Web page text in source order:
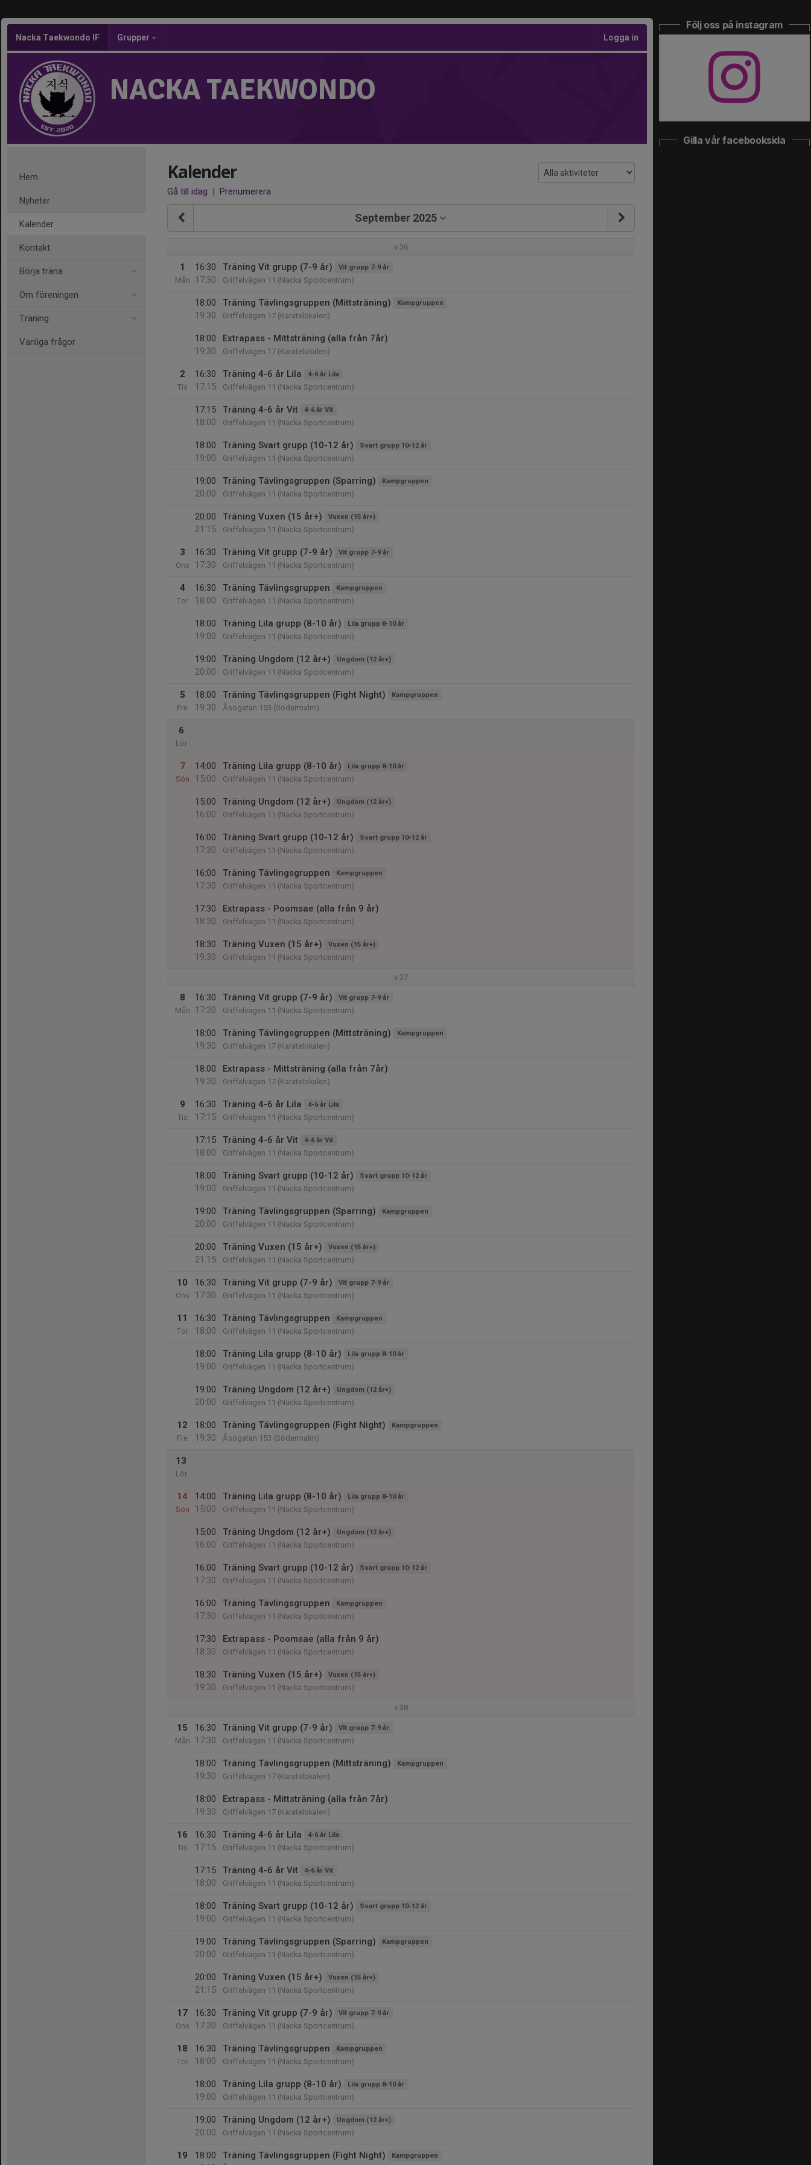
Nacka Taekwondo IF Grupper Logga in
NACKA TAEKWONDO
Hem
Nyheter
Kalender
Kontakt
Börja träna
Om föreningen
Träning
Vanliga frågor
Kalender
Gå till idag | Prenumerera
September 2025
v.36
1
Mån
16:30
17:30
Träning Vit grupp (7-9 år) Vit grupp 7-9 år
Griffelvägen 11 (Nacka Sportcentrum)
18:00
19:30
Träning Tävlingsgruppen (Mittsträning) Kampgruppen
Griffelvägen 17 (Karatelokalen)
18:00
19:30
Extrapass - Mittsträning (alla från 7år)
Griffelvägen 17 (Karatelokalen)
2
Tis
16:30
17:15
Träning 4-6 år Lila 4-6 år Lila
Griffelvägen 11 (Nacka Sportcentrum)
17:15
18:00
Träning 4-6 år Vit 4-6 år Vit
Griffelvägen 11 (Nacka Sportcentrum)
18:00
19:00
Träning Svart grupp (10-12 år) Svart grupp 10-12 år
Griffelvägen 11 (Nacka Sportcentrum)
19:00
20:00
Träning Tävlingsgruppen (Sparring) Kampgruppen
Griffelvägen 11 (Nacka Sportcentrum)
20:00
21:15
Träning Vuxen (15 år+) Vuxen (15 år+)
Griffelvägen 11 (Nacka Sportcentrum)
3
Ons
16:30
17:30
Träning Vit grupp (7-9 år) Vit grupp 7-9 år
Griffelvägen 11 (Nacka Sportcentrum)
4
Tor
16:30
18:00
Träning Tävlingsgruppen Kampgruppen
Griffelvägen 11 (Nacka Sportcentrum)
18:00
19:00
Träning Lila grupp (8-10 år) Lila grupp 8-10 år
Griffelvägen 11 (Nacka Sportcentrum)
19:00
20:00
Träning Ungdom (12 år+) Ungdom (12 år+)
Griffelvägen 11 (Nacka Sportcentrum)
5
Fre
18:00
19:30
Träning Tävlingsgruppen (Fight Night) Kampgruppen
Åsögatan 153 (Södermalm)
6
Lör
7
Sön
14:00
15:00
Träning Lila grupp (8-10 år) Lila grupp 8-10 år
Griffelvägen 11 (Nacka Sportcentrum)
15:00
16:00
Träning Ungdom (12 år+) Ungdom (12 år+)
Griffelvägen 11 (Nacka Sportcentrum)
16:00
17:30
Träning Svart grupp (10-12 år) Svart grupp 10-12 år
Griffelvägen 11 (Nacka Sportcentrum)
16:00
17:30
Träning Tävlingsgruppen Kampgruppen
Griffelvägen 11 (Nacka Sportcentrum)
17:30
18:30
Extrapass - Poomsae (alla från 9 år)
Griffelvägen 11 (Nacka Sportcentrum)
18:30
19:30
Träning Vuxen (15 år+) Vuxen (15 år+)
Griffelvägen 11 (Nacka Sportcentrum)
v.37
8
Mån
16:30
17:30
Träning Vit grupp (7-9 år) Vit grupp 7-9 år
Griffelvägen 11 (Nacka Sportcentrum)
18:00
19:30
Träning Tävlingsgruppen (Mittsträning) Kampgruppen
Griffelvägen 17 (Karatelokalen)
18:00
19:30
Extrapass - Mittsträning (alla från 7år)
Griffelvägen 17 (Karatelokalen)
9
Tis
16:30
17:15
Träning 4-6 år Lila 4-6 år Lila
Griffelvägen 11 (Nacka Sportcentrum)
17:15
18:00
Träning 4-6 år Vit 4-6 år Vit
Griffelvägen 11 (Nacka Sportcentrum)
18:00
19:00
Träning Svart grupp (10-12 år) Svart grupp 10-12 år
Griffelvägen 11 (Nacka Sportcentrum)
19:00
20:00
Träning Tävlingsgruppen (Sparring) Kampgruppen
Griffelvägen 11 (Nacka Sportcentrum)
20:00
21:15
Träning Vuxen (15 år+) Vuxen (15 år+)
Griffelvägen 11 (Nacka Sportcentrum)
10
Ons
16:30
17:30
Träning Vit grupp (7-9 år) Vit grupp 7-9 år
Griffelvägen 11 (Nacka Sportcentrum)
11
Tor
16:30
18:00
Träning Tävlingsgruppen Kampgruppen
Griffelvägen 11 (Nacka Sportcentrum)
18:00
19:00
Träning Lila grupp (8-10 år) Lila grupp 8-10 år
Griffelvägen 11 (Nacka Sportcentrum)
19:00
20:00
Träning Ungdom (12 år+) Ungdom (12 år+)
Griffelvägen 11 (Nacka Sportcentrum)
12
Fre
18:00
19:30
Träning Tävlingsgruppen (Fight Night) Kampgruppen
Åsögatan 153 (Södermalm)
13
Lör
14
Sön
14:00
15:00
Träning Lila grupp (8-10 år) Lila grupp 8-10 år
Griffelvägen 11 (Nacka Sportcentrum)
15:00
16:00
Träning Ungdom (12 år+) Ungdom (12 år+)
Griffelvägen 11 (Nacka Sportcentrum)
16:00
17:30
Träning Svart grupp (10-12 år) Svart grupp 10-12 år
Griffelvägen 11 (Nacka Sportcentrum)
16:00
17:30
Träning Tävlingsgruppen Kampgruppen
Griffelvägen 11 (Nacka Sportcentrum)
17:30
18:30
Extrapass - Poomsae (alla från 9 år)
Griffelvägen 11 (Nacka Sportcentrum)
18:30
19:30
Träning Vuxen (15 år+) Vuxen (15 år+)
Griffelvägen 11 (Nacka Sportcentrum)
v.38
15
Mån
16:30
17:30
Träning Vit grupp (7-9 år) Vit grupp 7-9 år
Griffelvägen 11 (Nacka Sportcentrum)
18:00
19:30
Träning Tävlingsgruppen (Mittsträning) Kampgruppen
Griffelvägen 17 (Karatelokalen)
18:00
19:30
Extrapass - Mittsträning (alla från 7år)
Griffelvägen 17 (Karatelokalen)
16
Tis
16:30
17:15
Träning 4-6 år Lila 4-6 år Lila
Griffelvägen 11 (Nacka Sportcentrum)
17:15
18:00
Träning 4-6 år Vit 4-6 år Vit
Griffelvägen 11 (Nacka Sportcentrum)
18:00
19:00
Träning Svart grupp (10-12 år) Svart grupp 10-12 år
Griffelvägen 11 (Nacka Sportcentrum)
19:00
20:00
Träning Tävlingsgruppen (Sparring) Kampgruppen
Griffelvägen 11 (Nacka Sportcentrum)
20:00
21:15
Träning Vuxen (15 år+) Vuxen (15 år+)
Griffelvägen 11 (Nacka Sportcentrum)
17
Ons
16:30
17:30
Träning Vit grupp (7-9 år) Vit grupp 7-9 år
Griffelvägen 11 (Nacka Sportcentrum)
18
Tor
16:30
18:00
Träning Tävlingsgruppen Kampgruppen
Griffelvägen 11 (Nacka Sportcentrum)
18:00
19:00
Träning Lila grupp (8-10 år) Lila grupp 8-10 år
Griffelvägen 11 (Nacka Sportcentrum)
19:00
20:00
Träning Ungdom (12 år+) Ungdom (12 år+)
Griffelvägen 11 (Nacka Sportcentrum)
19
18:00
Träning Tävlingsgruppen (Fight Night) Kampgruppen
Följ oss på instagram
Gilla vår facebooksida